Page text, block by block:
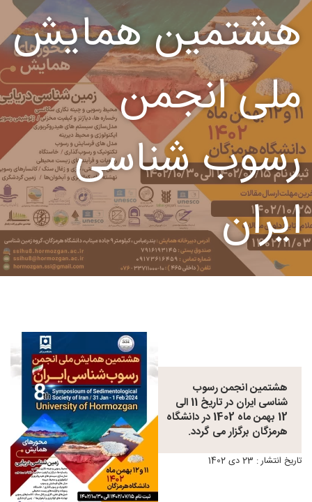
هشتمین همایش
ملی انجمن
رسوب شناسی
ایران
هشتمین انجمن رسوب
شناسی ایران در تاریخ 11 الی
12 بهمن ماه 1402 در دانشگاه
هرمزگان برگزار می گردد.
تاریخ انتشار : 23 دی 1402